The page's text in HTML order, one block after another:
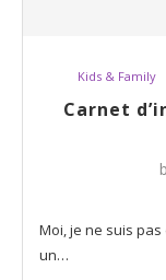
Kids & Family
Carnet
Moi, je ne suis
un…